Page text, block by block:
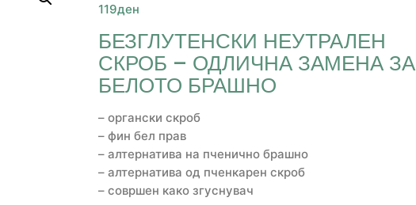
119ден
БЕЗГЛУТЕНСКИ НЕУТРАЛЕН
СКРОБ – ОДЛИЧНА ЗАМЕНА ЗА
БЕЛОТО БРАШНО
– органски скроб
– фин бел прав
– алтернатива на пченично брашно
– алтернатива од пченкарен скроб
– совршен како згуснувач